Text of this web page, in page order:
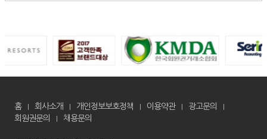
홈 회사소개 개인정보보호정책 이용약관
광고문의
회원권문의
채용문의